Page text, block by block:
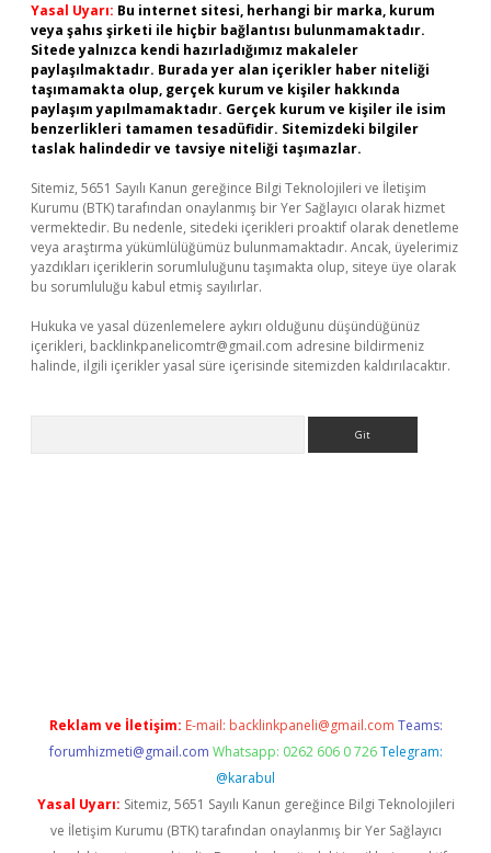
Yasal Uyarı: Bu internet sitesi, herhangi bir marka, kurum
veya şahıs şirketi ile hiçbir bağlantısı bulunmamaktadır.
Sitede yalnızca kendi hazırladığımız makaleler
paylaşılmaktadır. Burada yer alan içerikler haber niteliği
taşımamakta olup, gerçek kurum ve kişiler hakkında
paylaşım yapılmamaktadır. Gerçek kurum ve kişiler ile isim
benzerlikleri tamamen tesadüfidir. Sitemizdeki bilgiler
taslak halindedir ve tavsiye niteliği taşımazlar.
Sitemiz, 5651 Sayılı Kanun gereğince Bilgi Teknolojileri ve İletişim
Kurumu (BTK) tarafından onaylanmış bir Yer Sağlayıcı olarak hizmet
vermektedir. Bu nedenle, sitedeki içerikleri proaktif olarak denetleme
veya araştırma yükümlülüğümüz bulunmamaktadır. Ancak, üyelerimiz
yazdıkları içeriklerin sorumluluğunu taşımakta olup, siteye üye olarak
bu sorumluluğu kabul etmiş sayılırlar.
Hukuka ve yasal düzenlemelere aykırı olduğunu düşündüğünüz
içerikleri, backlinkpanelicomtr@gmail.com adresine bildirmeniz
halinde, ilgili içerikler yasal süre içerisinde sitemizden kaldırılacaktır.
Reklam ve İletişim: E-mail: backlinkpaneli@gmail.com Teams:
forumhizmeti@gmail.com Whatsapp: 0262 606 0 726 Telegram:
@karabul
Yasal Uyarı: Sitemiz, 5651 Sayılı Kanun gereğince Bilgi Teknolojileri
ve İletişim Kurumu (BTK) tarafından onaylanmış bir Yer Sağlayıcı